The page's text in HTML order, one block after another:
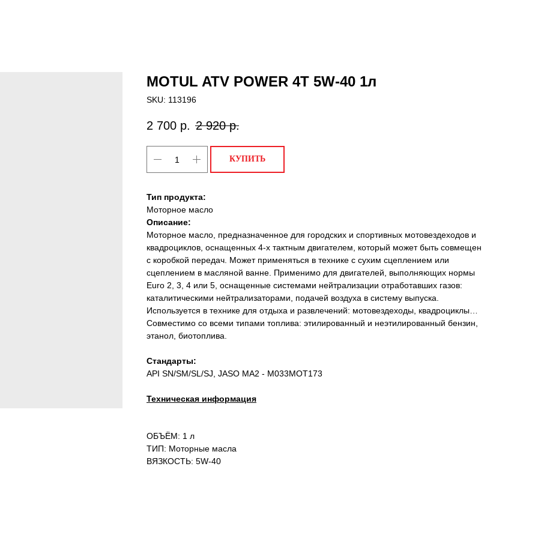
MOTUL ATV POWER 4T 5W-40 1л
SKU: 113196
2 700 р. 2 920 р.
КУПИТЬ
Тип продукта:
Моторное масло
Описание:
Моторное масло, предназначенное для городских и спортивных мотовездеходов и
квадроциклов, оснащенных 4-х тактным двигателем, который может быть совмещен
с коробкой передач. Может применяться в технике с сухим сцеплением или
сцеплением в масляной ванне. Применимо для двигателей, выполняющих нормы
Euro 2, 3, 4 или 5, оснащенные системами нейтрализации отработавших газов:
каталитическими нейтрализаторами, подачей воздуха в систему выпуска.
Используется в технике для отдыха и развлечений: мотовездеходы, квадроциклы…
Совместимо со всеми типами топлива: этилированный и неэтилированный бензин,
этанол, биотоплива.
Стандарты:
API SN/SM/SL/SJ, JASO MA2 - M033MOT173
Техническая информация
ОБЪЁМ: 1 л
ТИП: Моторные масла
ВЯЗКОСТЬ: 5W-40